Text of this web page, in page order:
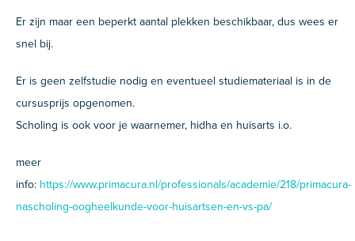
Er zijn maar een beperkt aantal plekken beschikbaar, dus wees er
snel bij.
Er is geen zelfstudie nodig en eventueel studiemateriaal is in de
cursusprijs opgenomen.
Scholing is ook voor je waarnemer, hidha en huisarts i.o.
meer
info: https://www.primacura.nl/professionals/academie/218/primacura-
nascholing-oogheelkunde-voor-huisartsen-en-vs-pa/